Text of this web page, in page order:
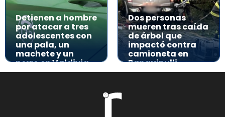
Detienen a hombre
por atacar a tres
adolescentes con
una pala, un
machete y un
perro en Valdivia
Dos personas
mueren tras caída
de árbol que
impactó contra
camioneta en
Panguipulli